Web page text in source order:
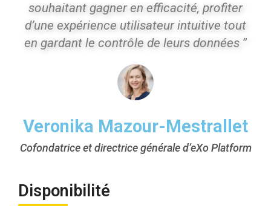
souhaitant gagner en efficacité, profiter
d’une expérience utilisateur intuitive tout
en gardant le contrôle de leurs données”
Veronika Mazour-Mestrallet
Cofondatrice et directrice générale d’eXo Platform
Disponibilité